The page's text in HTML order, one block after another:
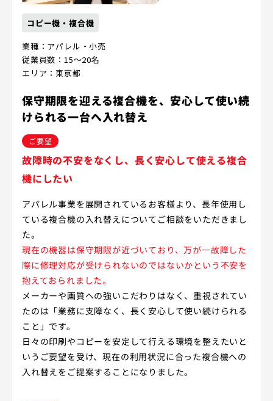
コピー機・複合機
業種：アパレル・小売
従業員数：15～20名
エリア：東京都
保守期限を迎える複合機を、安心して使い続
けられる一台へ入れ替え
ご要望
故障時の不安をなくし、長く安心して使える複合
機にしたい
アパレル事業を展開されているお客様より、長年使用し
ている複合機の入れ替えについてご相談をいただきまし
た。
現在の機器は保守期限が近づいており、万が一故障した
際に修理対応が受けられないのではないかという不安を
抱えておられました。
メーカーや画質への強いこだわりはなく、重視されてい
たのは「業務に支障なく、長く安心して使い続けられる
こと」です。
日々の印刷やコピーを安定して行える環境を整えたいと
いうご要望を受け、現在の利用状況に合った複合機への
入れ替えをご提案することになりました。